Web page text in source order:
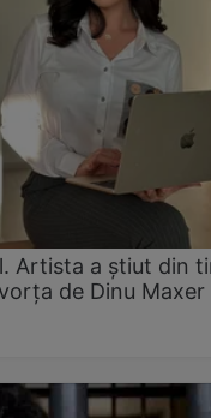
Artista a știut din
de Dinu Maxer